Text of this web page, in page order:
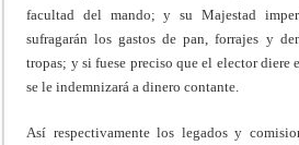
facultad del mando; y su Majestad
sufragarán los gastos de pan, forrajes y
tropas; y si fuese preciso que el elector diere
se le indemnizará a dinero contante.
Así respectivamente los legados y